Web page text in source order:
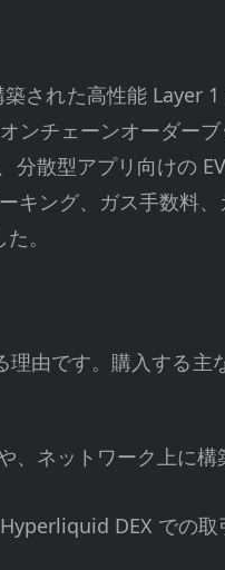
された高性能 Layer 1
ンチェーンオーダー
分散型アプリ向けの
キング、ガス手数料
。
由です。購入する主
、ネットワーク上に構
DEX での取